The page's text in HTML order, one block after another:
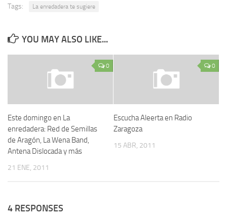
Tags: La enredadera te sugiere
YOU MAY ALSO LIKE...
0
Este domingo en La
enredadera: Red de Semillas
de Aragón, La Wena Band,
Antena Dislocada y más
21 ENE, 2011
0
Escucha Aleerta en Radio
Zaragoza
15 ABR, 2011
4 RESPONSES